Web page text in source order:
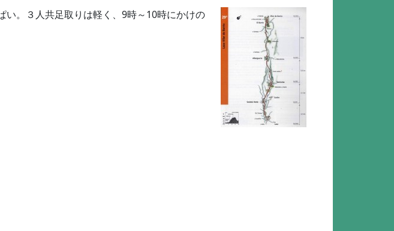
。３人共足取りは軽く、9時～10時にかけの